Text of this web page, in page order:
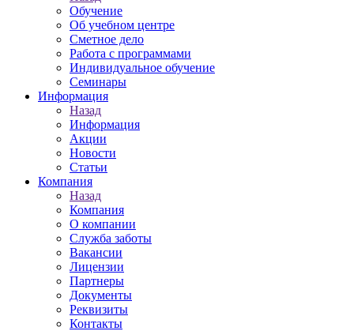
Обучение
Об учебном центре
Сметное дело
Работа с программами
Индивидуальное обучение
Семинары
Информация
Назад
Информация
Акции
Новости
Статьи
Компания
Назад
Компания
О компании
Служба заботы
Вакансии
Лицензии
Партнеры
Документы
Реквизиты
Контакты